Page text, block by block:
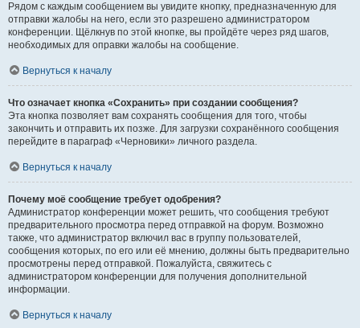
Рядом с каждым сообщением вы увидите кнопку, предназначенную для
отправки жалобы на него, если это разрешено администратором
конференции. Щёлкнув по этой кнопке, вы пройдёте через ряд шагов,
необходимых для оправки жалобы на сообщение.
Вернуться к началу
Что означает кнопка «Сохранить» при создании сообщения?
Эта кнопка позволяет вам сохранять сообщения для того, чтобы
закончить и отправить их позже. Для загрузки сохранённого сообщения
перейдите в параграф «Черновики» личного раздела.
Вернуться к началу
Почему моё сообщение требует одобрения?
Администратор конференции может решить, что сообщения требуют
предварительного просмотра перед отправкой на форум. Возможно
также, что администратор включил вас в группу пользователей,
сообщения которых, по его или её мнению, должны быть предварительно
просмотрены перед отправкой. Пожалуйста, свяжитесь с
администратором конференции для получения дополнительной
информации.
Вернуться к началу